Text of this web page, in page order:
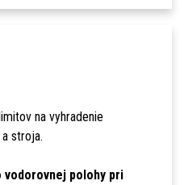
na vyhradenie
stroja.
polohy pri